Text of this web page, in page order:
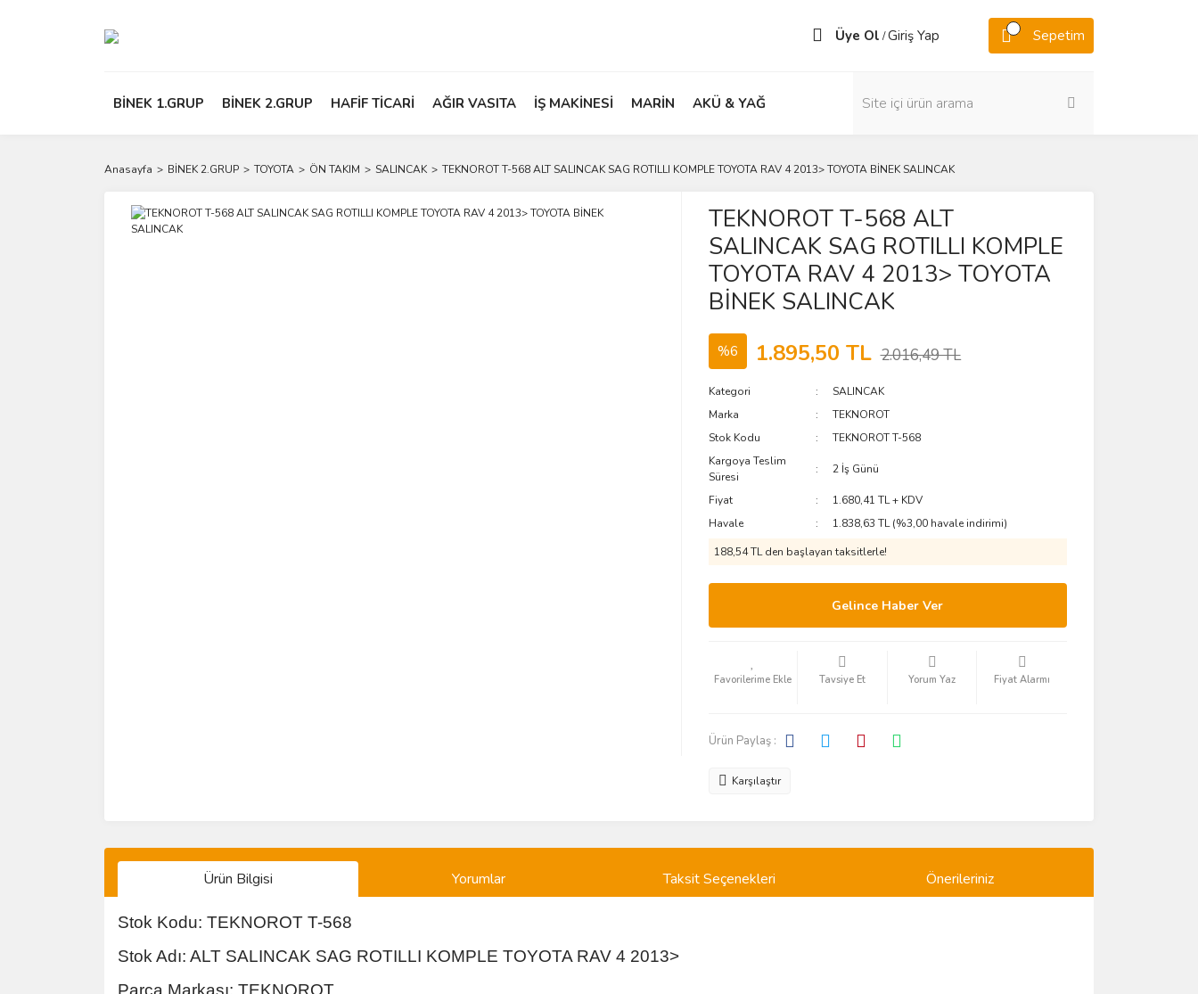
Üye Ol /Giriş Yap Sepetim
BİNEK 1.GRUP BİNEK 2.GRUP HAFİF TİCARİ AĞIR VASITA İŞ MAKİNESİ MARİN AKÜ & YAĞ
Anasayfa BİNEK 2.GRUP TOYOTA ÖN TAKIM SALINCAK TEKNOROT T-568 ALT SALINCAK SAG ROTILLI KOMPLE TOYOTA RAV 4 2013> TOYOTA BİNEK SALINCAK
TEKNOROT T-568 ALT
SALINCAK SAG ROTILLI KOMPLE
TOYOTA RAV 4 2013> TOYOTA
BİNEK SALINCAK
%6 1.895,50 TL 2.016,49 TL
Kategori
SALINCAK
Marka
TEKNOROT
Stok Kodu
TEKNOROT T-568
Kargoya Teslim
Süresi
2 İş Günü
Fiyat
1.680,41 TL + KDV
Havale
1.838,63 TL (%3,00 havale indirimi)
188,54 TL den başlayan taksitlerle!
Gelince Haber Ver
Tavsiye Et Yorum Yaz Fiyat Alarmı
Ürün Paylaş :
Karşılaştır
Ürün Bilgisi Yorumlar Taksit Seçenekleri Önerileriniz
Stok Kodu: TEKNOROT T-568
Stok Adı: ALT SALINCAK SAG ROTILLI KOMPLE TOYOTA RAV 4 2013>
Parça Markası: TEKNOROT